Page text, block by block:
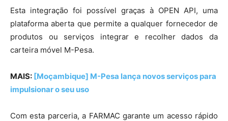
Esta integração foi possível graças à OPEN API, uma
plataforma aberta que permite a qualquer fornecedor de
produtos ou serviços integrar e recolher dados da
carteira móvel M-Pesa.
MAIS: [Moçambique] M-Pesa lança novos serviços para
impulsionar o seu uso
Com esta parceria, a FARMAC garante um acesso rápido